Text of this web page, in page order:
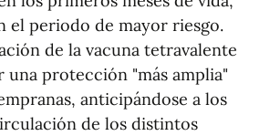
el periodo de mayor riesgo.
de la vacuna tetravalente
protección "más amplia"
anticipándose a los
de los distintos